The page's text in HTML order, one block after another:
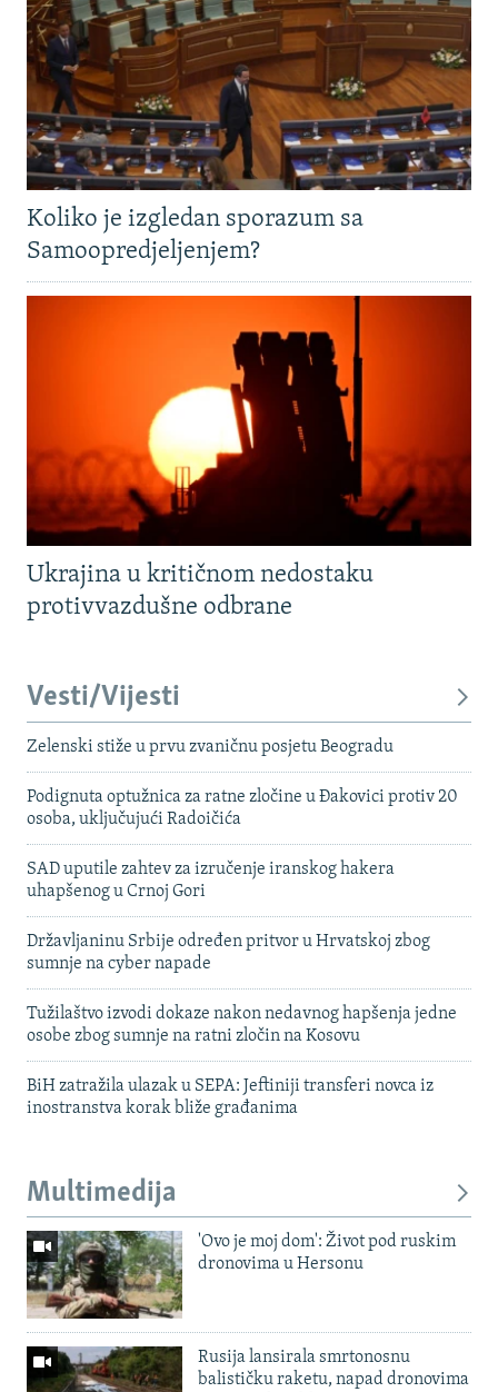
Koliko je izgledan sporazum sa
Samoopredjeljenjem?
Ukrajina u kritičnom nedostaku
protivvazdušne odbrane
Vesti/Vijesti
Zelenski stiže u prvu zvaničnu posjetu Beogradu
Podignuta optužnica za ratne zločine u Đakovici protiv 20
osoba, uključujući Radoičića
SAD uputile zahtev za izručenje iranskog hakera
uhapšenog u Crnoj Gori
Državljaninu Srbije određen pritvor u Hrvatskoj zbog
sumnje na cyber napade
Tužilaštvo izvodi dokaze nakon nedavnog hapšenja jedne
osobe zbog sumnje na ratni zločin na Kosovu
BiH zatražila ulazak u SEPA: Jeftiniji transferi novca iz
inostranstva korak bliže građanima
Multimedija
'Ovo je moj dom': Život pod ruskim
dronovima u Hersonu
Rusija lansirala smrtonosnu
balističku raketu, napad dronovima